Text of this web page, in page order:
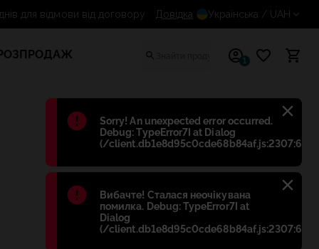
Błąd:
Sorry! An unexpected error occurred.
Debug: TypeError7I at Dialog
(/client.db1e8d95c0cde68b84af.js:2307:698)
Błąd:
Вибачте! Сталася неочікувана
помилка. Debug: TypeError7I at
Dialog
(/client.db1e8d95c0cde68b84af.js:2307:698)
14 днів для відмови від договору
Довідка Українська / UAH
1